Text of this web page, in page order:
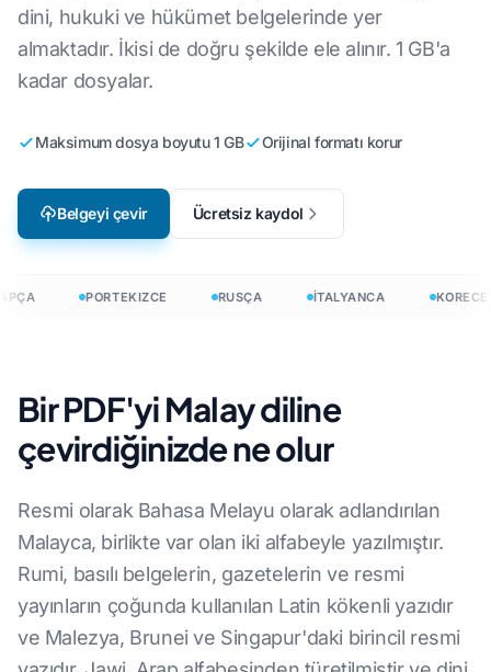
dini, hukuki ve hükümet belgelerinde yer
almaktadır. İkisi de doğru şekilde ele alınır. 1 GB'a
kadar dosyalar.
Maksimum dosya boyutu 1 GB Orijinal formatı korur
Belgeyi çevir Ücretsiz kaydol
PORTEKIZCE RUSÇA İTALYANCA KORECE
Bir PDF'yi Malay diline
çevirdiğinizde ne olur
Resmi olarak Bahasa Melayu olarak adlandırılan
Malayca, birlikte var olan iki alfabeyle yazılmıştır.
Rumi, basılı belgelerin, gazetelerin ve resmi
yayınların çoğunda kullanılan Latin kökenli yazıdır
ve Malezya, Brunei ve Singapur'daki birincil resmi